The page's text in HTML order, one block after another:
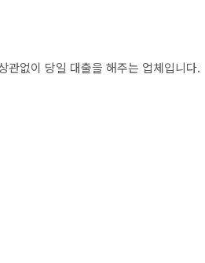
관없이 당일 대출을 해주는 업체입니다.